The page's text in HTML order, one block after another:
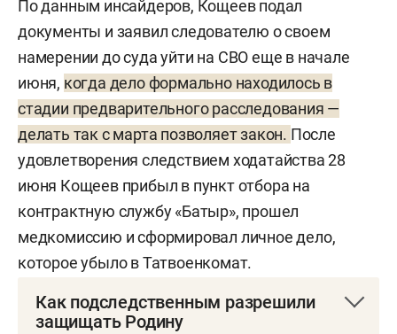
По данным инсайдеров, Кощеев подал
документы и заявил следователю о своем
намерении до суда уйти на СВО еще в начале
июня, когда дело формально находилось в
стадии предварительного расследования —
делать так с марта позволяет закон. После
удовлетворения следствием ходатайства 28
июня Кощеев прибыл в пункт отбора на
контрактную службу «Батыр», прошел
медкомиссию и сформировал личное дело,
которое убыло в Татвоенкомат.
Как подследственным разрешили
защищать Родину